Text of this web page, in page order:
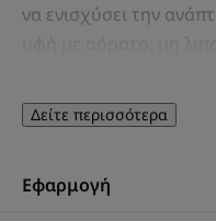
να ενισχύσει την
μήνα*: για μακριά
γρήγορα*.
Οφέλη
Δείτε περισσότερα
Εφαρμογή